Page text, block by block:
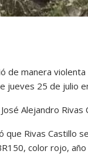
de manera
jueves 25 de julio
Alejandro
Rivas Castillo
color rojo,